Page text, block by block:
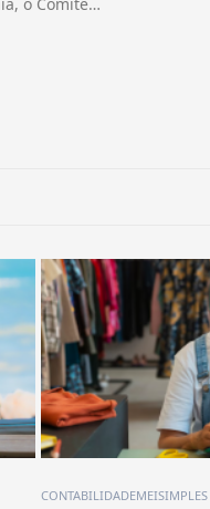
o Comitê…
CERTIFICADO DIGITAL